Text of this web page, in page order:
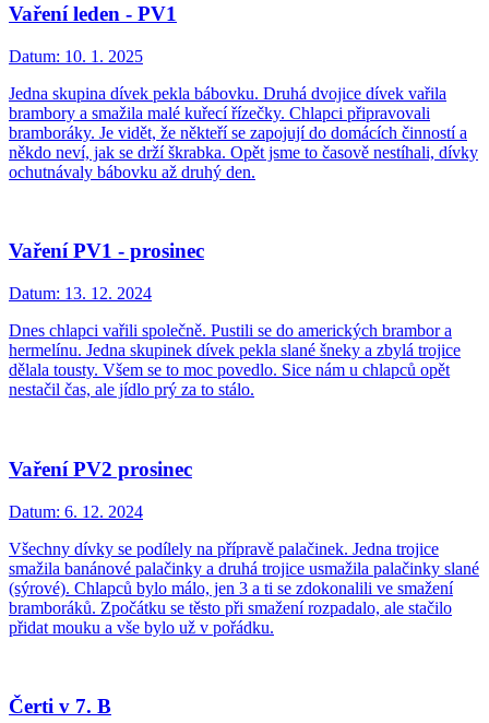
Vaření leden - PV1
Datum: 10. 1. 2025
Jedna skupina dívek pekla bábovku. Druhá dvojice dívek vařila
brambory a smažila malé kuřecí řízečky. Chlapci připravovali
bramboráky. Je vidět, že někteří se zapojují do domácích činností a
někdo neví, jak se drží škrabka. Opět jsme to časově nestíhali, dívky
ochutnávaly bábovku až druhý den.
Vaření PV1 - prosinec
Datum: 13. 12. 2024
Dnes chlapci vařili společně. Pustili se do amerických brambor a
hermelínu. Jedna skupinek dívek pekla slané šneky a zbylá trojice
dělala tousty. Všem se to moc povedlo. Sice nám u chlapců opět
nestačil čas, ale jídlo prý za to stálo.
Vaření PV2 prosinec
Datum: 6. 12. 2024
Všechny dívky se podílely na přípravě palačinek. Jedna trojice
smažila banánové palačinky a druhá trojice usmažila palačinky slané
(sýrové). Chlapců bylo málo, jen 3 a ti se zdokonalili ve smažení
bramboráků. Zpočátku se těsto při smažení rozpadalo, ale stačilo
přidat mouku a vše bylo už v pořádku.
Čerti v 7. B